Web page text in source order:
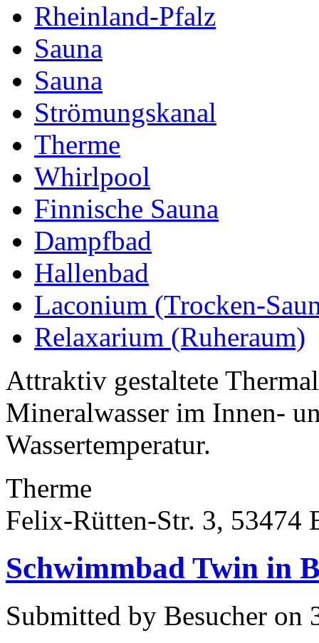
Rheinland-Pfalz
Sauna
Sauna
Strömungskanal
Therme
Whirlpool
Finnische Sauna
Dampfbad
Hallenbad
Laconium (Trocken-
Relaxarium (Ruheraum)
Attraktiv gestaltete
Mineralwasser im Innen-
Wassertemperatur.
Therme
Felix-Rütten-Str. 3, 53474
Schwimmbad Twin in
Submitted by Besucher on